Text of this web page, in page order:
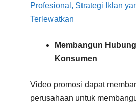
Profesional, Strategi Iklan
Terlewatkan
Membangun
Konsumen
Video promosi dapat
perusahaan untuk